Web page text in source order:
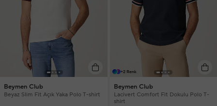
Beymen Club
Beyaz Slim Fit Açık Yaka Polo T-shirt
+2 Renk
Beymen Club
Lacivert Comfort Fit Dokulu Polo T-
shirt